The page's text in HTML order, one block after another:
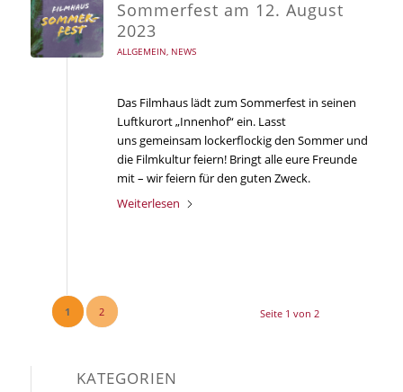
Sommerfest am 12. August
2023
ALLGEMEIN, NEWS
Das Filmhaus lädt zum Sommerfest in seinen
Luftkurort „Innenhof“ ein. Lasst
uns gemeinsam lockerflockig den Sommer und
die Filmkultur feiern! Bringt alle eure Freunde
mit – wir feiern für den guten Zweck.
Weiterlesen
Seite 1 von 2
1 2
KATEGORIEN